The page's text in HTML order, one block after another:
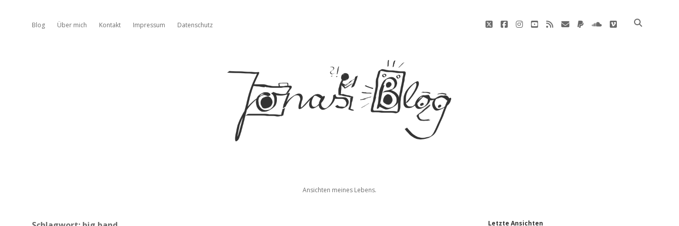
Blog Über mich Kontakt Impressum Datenschutz twitterfacebookinstagram
youtube
rss E-
paypalsoundcloud
vimeo
Jonas'
Ansichten meines Lebens.
Letzte Ansichten